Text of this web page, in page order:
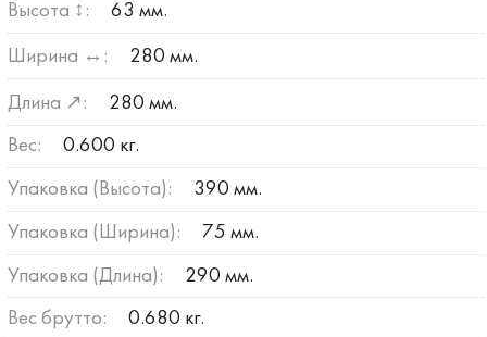
Высота ↕: 63 мм.
Ширина ↔: 280 мм.
Длина ↗: 280 мм.
Вес: 0.600 кг.
Упаковка (Высота): 390 мм.
Упаковка (Ширина): 75 мм.
Упаковка (Длина): 290 мм.
Вес брутто: 0.680 кг.